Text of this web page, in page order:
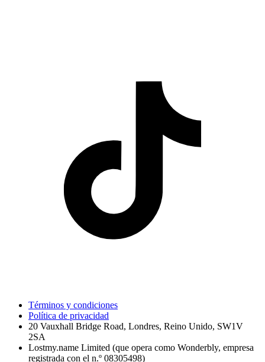
Términos y condiciones
Política de privacidad
20 Vauxhall Bridge Road, Londres, Reino Unido, SW1V
2SA
Lostmy.name Limited (que opera como Wonderbly, empresa
registrada con el n.º 08305498)